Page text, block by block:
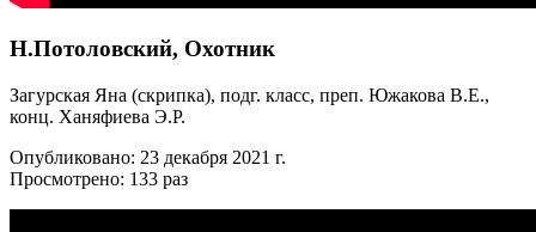
Н.Потоловский, Охотник
Загурская Яна (скрипка), подг. класс, преп. Южакова В.Е.,
конц. Ханяфиева Э.Р.
Опубликовано: 23 декабря 2021 г.
Просмотрено: 133 раз